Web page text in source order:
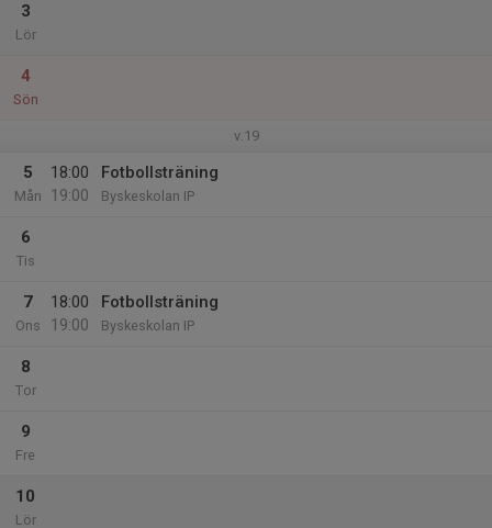
3
Lör
4
Sön
v.19
5
Mån
18:00
19:00
Fotbollsträning
Byskeskolan IP
6
Tis
7
Ons
18:00
19:00
Fotbollsträning
Byskeskolan IP
8
Tor
9
Fre
10
Lör